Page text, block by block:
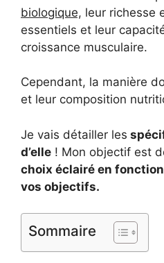
biologique, leur richesse
essentiels et leur
croissance musculaire.
Cependant, la manière
et leur composition
Je vais détailler les
d’elle ! Mon objectif est
choix éclairé en
vos objectifs.
Sommaire